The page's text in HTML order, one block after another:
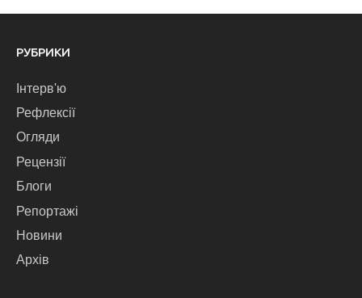
РУБРИКИ
Інтерв'ю
Рефлексії
Огляди
Рецензії
Блоги
Репортажі
Новини
Архів